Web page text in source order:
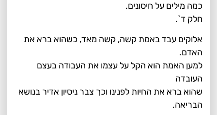
כמה מילים על חיסונים.
חלק ד`.
אלוקים עבד באמת קשה, קשה מאד, כשהוא ברא את
האדם.
למען האמת הוא הקל על עצמו את העבודה בעצם
העובדה
שהוא ברא את החיות לפנינו וכך צבר ניסיון אדיר בנושא
הבריאה.